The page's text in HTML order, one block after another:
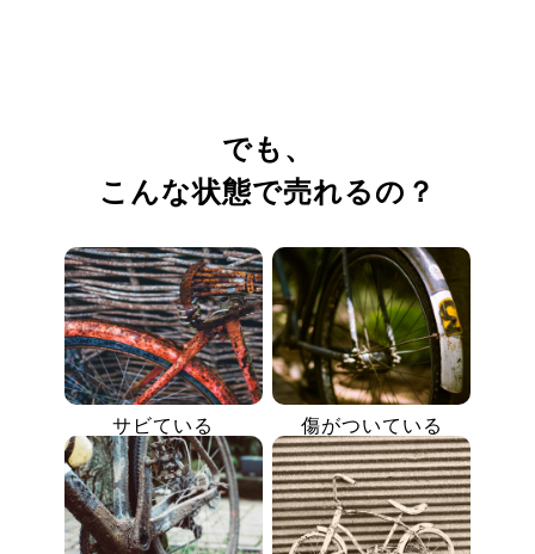
でも、
こんな状態で売れるの？
サビている 傷がついている